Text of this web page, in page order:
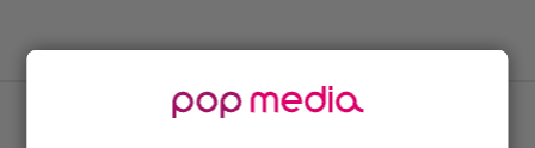
LUETUIMMAT JUTUT